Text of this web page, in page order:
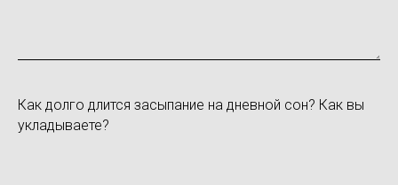
Как долго длится засыпание на дневной сон? Как вы
укладываете?